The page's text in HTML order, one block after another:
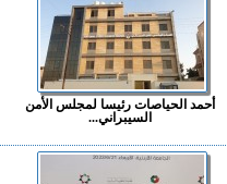
أحمد الحياصات رئيسا لمجلس الأمن
السيبراني...